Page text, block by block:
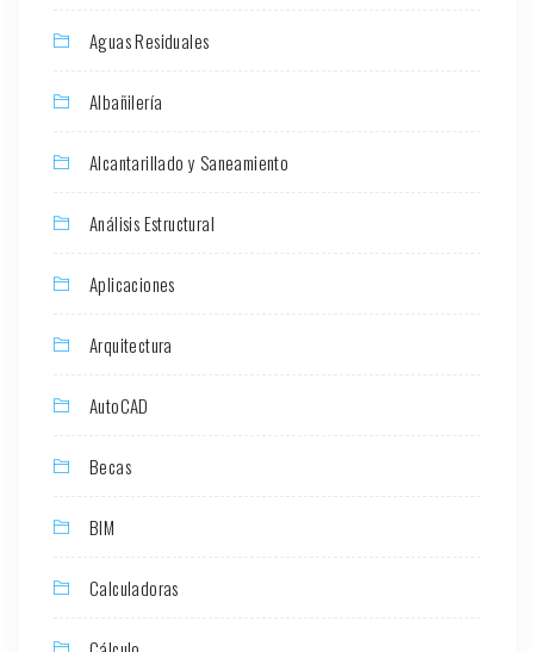
Aguas Residuales
Albañilería
Alcantarillado y Saneamiento
Análisis Estructural
Aplicaciones
Arquitectura
AutoCAD
Becas
BIM
Calculadoras